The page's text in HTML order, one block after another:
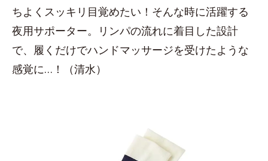
ちよくスッキリ目覚めたい！そんな時に活躍する
夜用サポーター。リンパの流れに着目した設計
で、履くだけでハンドマッサージを受けたような
感覚に…！（清水）